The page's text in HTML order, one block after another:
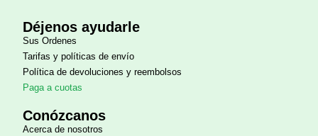
Déjenos ayudarle
Sus Ordenes
Tarifas y políticas de envío
Política de devoluciones y reembolsos
Paga a cuotas
Conózcanos
Acerca de nosotros